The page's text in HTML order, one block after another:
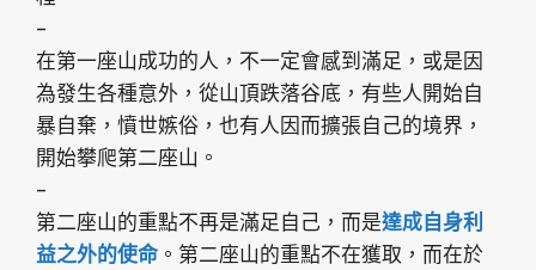
–
在第一座山成功的人，不一定會感到滿足，或是因
為發生各種意外，從山頂跌落谷底，有些人開始自
暴自棄，憤世嫉俗，也有人因而擴張自己的境界，
開始攀爬第二座山。
–
第二座山的重點不再是滿足自己，而是達成自身利
益之外的使命 。第二座山的重點不在獲取，而在於